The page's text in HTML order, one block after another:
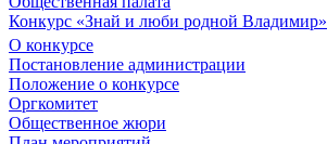
Конкурс «Знай и люби родной Владимир»
О конкурсе
Постановление администрации
Положение о конкурсе
Оргкомитет
Общественное жюри